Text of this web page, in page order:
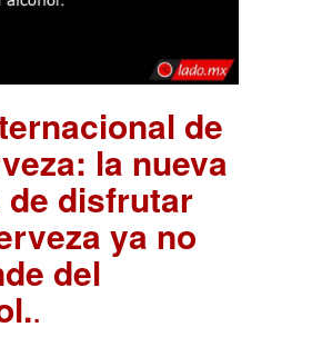
de
la nueva
disfrutar
ya no
del
.